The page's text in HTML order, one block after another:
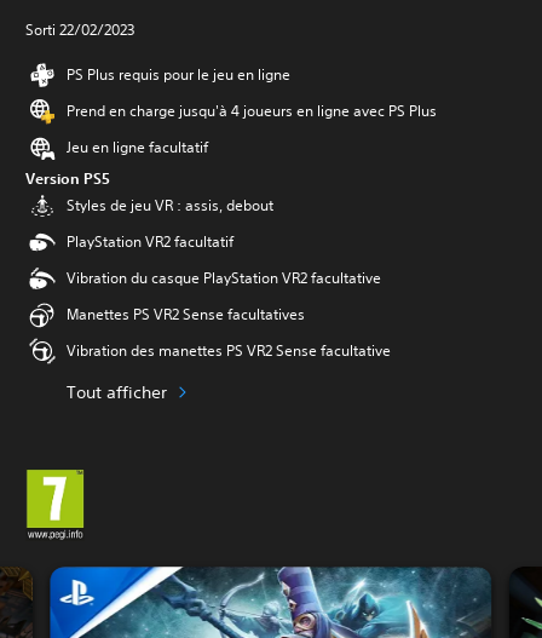
Sorti 22/02/2023
PS Plus requis pour le jeu en ligne
Prend en charge jusqu'à 4 joueurs en ligne avec PS Plus
Jeu en ligne facultatif
Version PS5
Styles de jeu VR : assis, debout
PlayStation VR2 facultatif
Vibration du casque PlayStation VR2 facultative
Manettes PS VR2 Sense facultatives
Vibration des manettes PS VR2 Sense facultative
Tout afficher